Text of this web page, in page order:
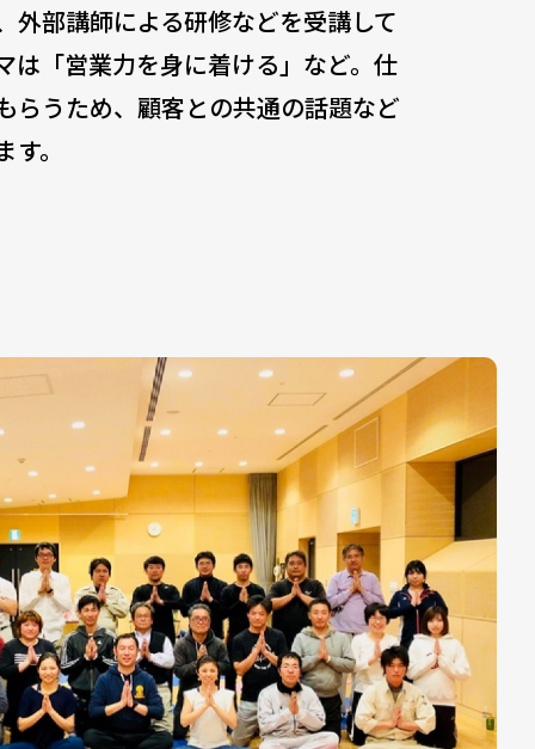
外部講師による研修などを受講して
は「営業力を身に着ける」など。仕
らうため、顧客との共通の話題など
。